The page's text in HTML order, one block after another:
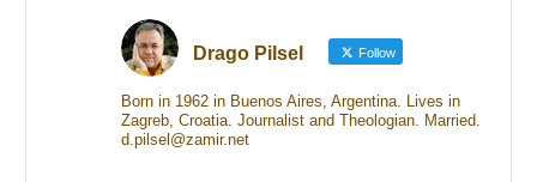
Drago Pilsel Follow
Born in 1962 in Buenos Aires, Argentina. Lives in
Zagreb, Croatia. Journalist and Theologian. Married.
d.pilsel@zamir.net